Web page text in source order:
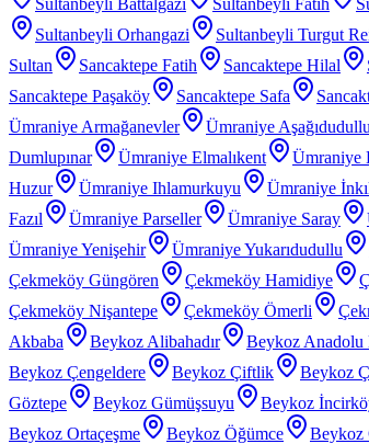
Sultanbeyli Battalgazi
Sultanbeyli Fatih
Sultanbeyli Orhangazi
Sultanbeyli Turgut
Sultan
Sancaktepe Fatih Sancaktepe Hilal
Sancaktepe Paşaköy
Sancaktepe Safa
Ümraniye Armağanevler
Ümraniye Aşağıdudullu
Dumlupınar
Ümraniye Elmalıkent Ümraniye
Huzur
Ümraniye Ihlamurkuyu Ümraniye
Fazıl
Ümraniye Parseller Ümraniye Saray
Ümraniye Yenişehir
Ümraniye Yukarıdudullu
Çekmeköy Güngören
Çekmeköy Hamidiye
Çekmeköy Nişantepe
Çekmeköy Ömerli
Akbaba
Beykoz Alibahadır Beykoz Anadolu
Beykoz Çengeldere
Beykoz Çiftlik Beykoz
Göztepe
Beykoz Gümüşsuyu Beykoz
Beykoz Ortaçeşme
Beykoz Öğümce Beykoz